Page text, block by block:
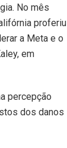
No mês
proferiu
a Meta e o
em
percepção
dos danos